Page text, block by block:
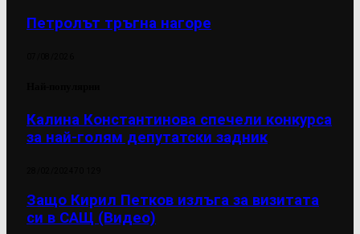
Петролът тръгна нагоре
Калина Константинова спечели конкурса
за най-голям депутатски задник
Защо Кирил Петков излъга за визитата
си в САЩ (Видео)